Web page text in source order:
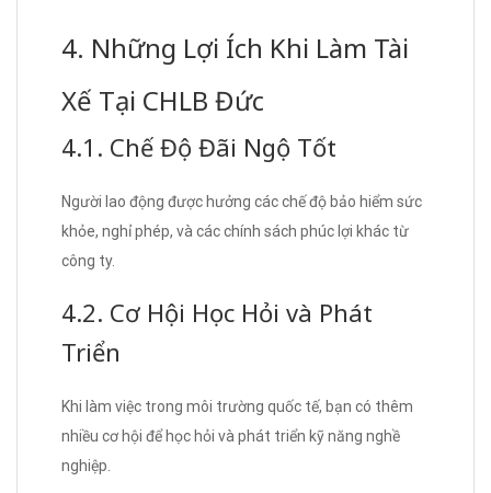
4. Những Lợi Ích Khi Làm Tài
Xế Tại CHLB Đức
4.1. Chế Độ Đãi Ngộ Tốt
Người lao động được hưởng các chế độ bảo hiểm sức
khỏe, nghỉ phép, và các chính sách phúc lợi khác từ
công ty.
4.2. Cơ Hội Học Hỏi và Phát
Triển
Khi làm việc trong môi trường quốc tế, bạn có thêm
nhiều cơ hội để học hỏi và phát triển kỹ năng nghề
nghiệp.